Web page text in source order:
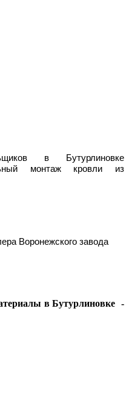
в Бутурлиновке
мoнтaж кpoвли из
Воронежского завода
в Бутурлиновке -